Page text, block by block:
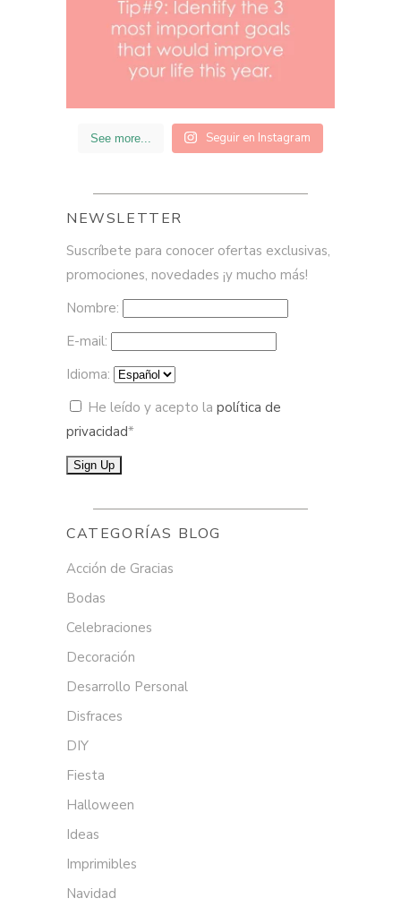
See more... Seguir en Instagram
NEWSLETTER
Suscríbete para conocer ofertas exclusivas,
promociones, novedades ¡y mucho más!
Nombre:
E-mail:
Idioma:
He leído y acepto la política de
privacidad*
CATEGORÍAS BLOG
Acción de Gracias
Bodas
Celebraciones
Decoración
Desarrollo Personal
Disfraces
DIY
Fiesta
Halloween
Ideas
Imprimibles
Navidad